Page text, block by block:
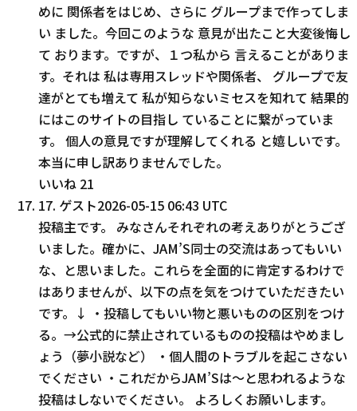
めに 関係者をはじめ、さらに グループまで作ってしま
い ました。今回このような 意見が出たこと大変後悔し
て おります。ですが、１つ私から 言えることがありま
す。それは 私は専用スレッドや関係者、 グループで友
達がとても増えて 私が知らないミセスを知れて 結果的
にはこのサイトの目指し ていることに繋がっていま
す。 個人の意見ですが理解してくれる と嬉しいです。
本当に申し訳ありませんでした。
いいね 21
17. ゲスト2026-05-15 06:43 UTC
投稿主です。 みなさんそれぞれの考えありがとうござ
いました。確かに、JAM’S同士の交流はあってもいい
な、と思いました。これらを全面的に肯定するわけで
はありませんが、以下の点を気をつけていただきたい
です。↓ ・投稿してもいい物と悪いものの区別をつけ
る。→公式的に禁止されているものの投稿はやめまし
ょう（夢小説など） ・個人間のトラブルを起こさない
でください ・これだからJAM’Sは〜と思われるような
投稿はしないでください。 よろしくお願いします。